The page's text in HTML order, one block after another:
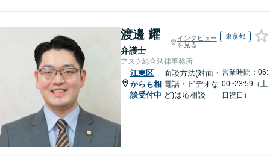
渡邊 耀
弁護士
インタビュー
を見る
東京都
アスク総合法律事務所
江東区
からも相
談受付中
面談方法(対面・
電話・ビデオな
ど)は応相談
営業時間：06:
00~23:59（土
日祝日）